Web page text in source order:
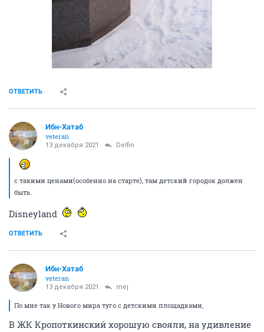
ОТВЕТИТЬ
Ибн-Хатаб
veteran
13 декабря 2021 Delfin
с такими ценами(особенно на старте), там детский городок должен
быть.
Disneyland
ОТВЕТИТЬ
Ибн-Хатаб
veteran
13 декабря 2021 mej
По мне так у Нового мира туго с детскими площадками,
В ЖК Кропоткинский хорошую свояли, на удивление